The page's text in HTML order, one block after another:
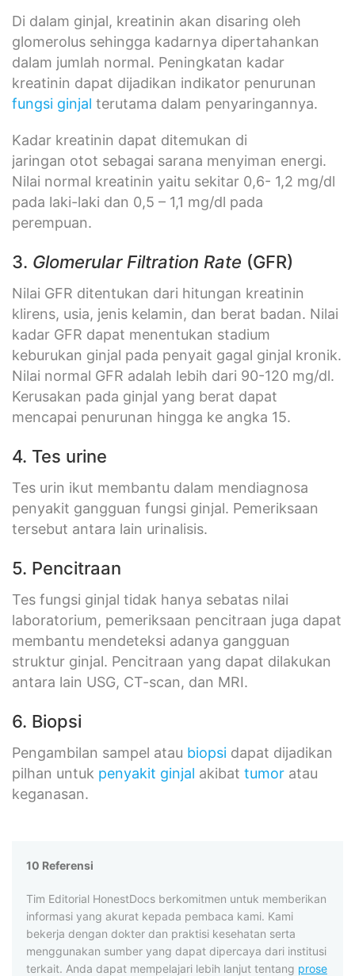
Di dalam ginjal, kreatinin akan disaring oleh
glomerolus sehingga kadarnya dipertahankan
dalam jumlah normal. Peningkatan kadar
kreatinin dapat dijadikan indikator penurunan
fungsi ginjal terutama dalam penyaringannya.
Kadar kreatinin dapat ditemukan di
jaringan otot sebagai sarana menyiman energi.
Nilai normal kreatinin yaitu sekitar 0,6- 1,2 mg/dl
pada laki-laki dan 0,5 – 1,1 mg/dl pada
perempuan.
3. Glomerular Filtration Rate (GFR)
Nilai GFR ditentukan dari hitungan kreatinin
klirens, usia, jenis kelamin, dan berat badan. Nilai
kadar GFR dapat menentukan stadium
keburukan ginjal pada penyait gagal ginjal kronik.
Nilai normal GFR adalah lebih dari 90-120 mg/dl.
Kerusakan pada ginjal yang berat dapat
mencapai penurunan hingga ke angka 15.
4. Tes urine
Tes urin ikut membantu dalam mendiagnosa
penyakit gangguan fungsi ginjal. Pemeriksaan
tersebut antara lain urinalisis.
5. Pencitraan
Tes fungsi ginjal tidak hanya sebatas nilai
laboratorium, pemeriksaan pencitraan juga dapat
membantu mendeteksi adanya gangguan
struktur ginjal. Pencitraan yang dapat dilakukan
antara lain USG, CT-scan, dan MRI.
6. Biopsi
Pengambilan sampel atau biopsi dapat dijadikan
pilhan untuk penyakit ginjal akibat tumor atau
keganasan.
10 Referensi
Tim Editorial HonestDocs berkomitmen untuk memberikan
informasi yang akurat kepada pembaca kami. Kami
bekerja dengan dokter dan praktisi kesehatan serta
menggunakan sumber yang dapat dipercaya dari institusi
terkait. Anda dapat mempelajari lebih lanjut tentang prose